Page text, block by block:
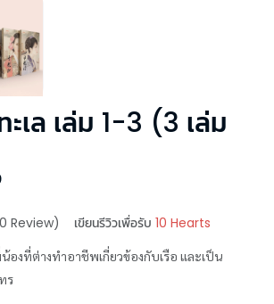
ะเล เล่ม 1-3 (3 เล่ม
0 Review) เขียนรีวิวเพื่อรับ 10 Hearts
น้องที่ต่างทำอาชีพเกี่ยวข้องกับเรือ และเป็น
ร